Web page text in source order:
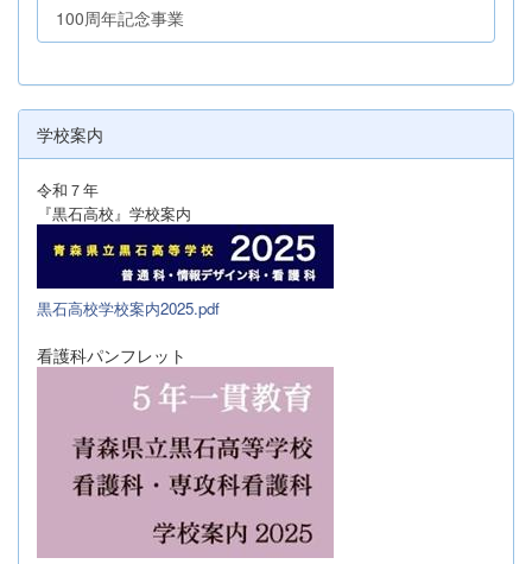
100周年記念事業
学校案内
令和７年
『黒石高校』学校案内
黒石高校学校案内2025.pdf
看護科パンフレット